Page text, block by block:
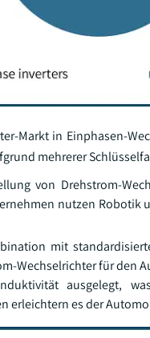
Markt in Einphasen-
mehrerer
von Drehstrom-
nutzen
mit
Wechselrichter für
ausgelegt,
erleichtern es der